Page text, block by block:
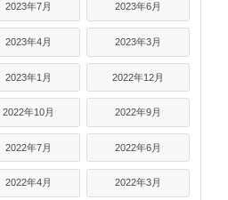
2023年7月 2023年6月
2023年4月 2023年3月
2023年1月 2022年12月
2022年10月 2022年9月
2022年7月 2022年6月
2022年4月 2022年3月